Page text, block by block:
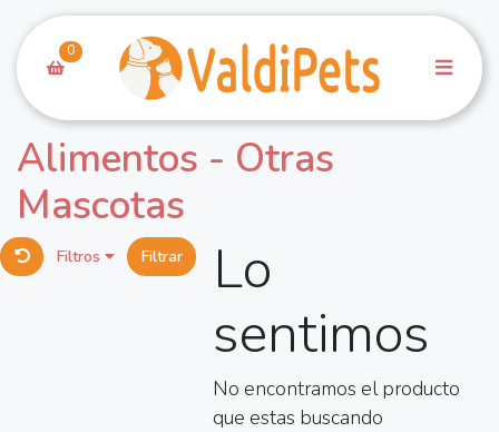
0
Alimentos - Otras
Mascotas
Filtros Filtrar
Lo
sentimos
No encontramos el producto
que estas buscando